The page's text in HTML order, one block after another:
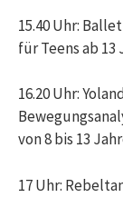
15.40 Uhr:
für Teens ab 13
16.20 Uhr:
von 8 bis 13
17 Uhr: